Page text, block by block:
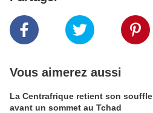
Vous aimerez aussi
La Centrafrique retient son souffle
avant un sommet au Tchad